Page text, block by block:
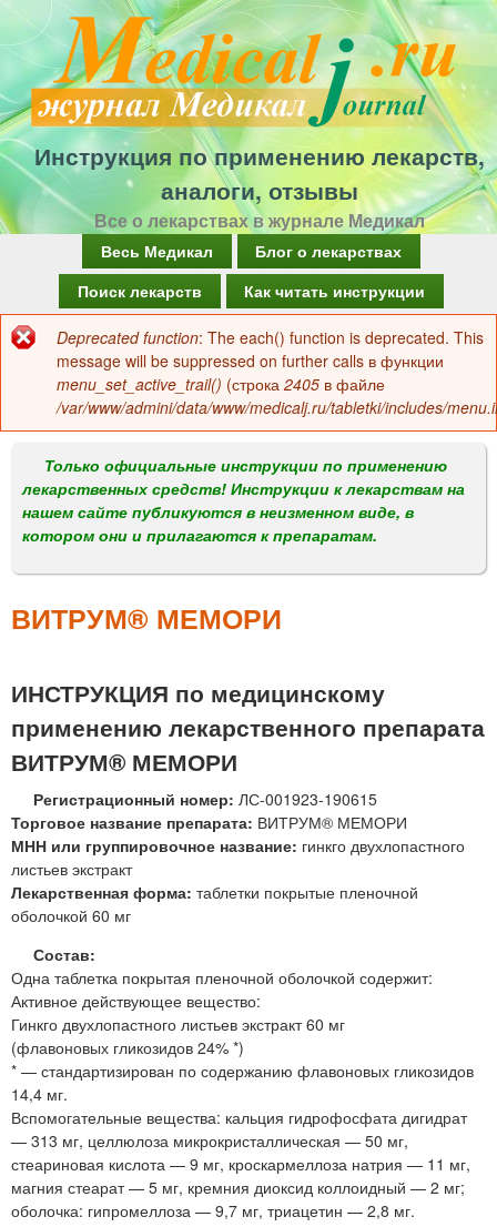
Перейти
к
основному
содержанию
Инструкция по применению лекарств,
аналоги, отзывы
Все о лекарствах в журнале Медикал
а
в
о
м
е
н
Весь Медикал
Блог о лекарствах
Поиск лекарств
Как читать инструкции
Сообщение
об
ошибке
Deprecated function: The each() function is deprecated. This
message will be suppressed on further calls в функции
menu_set_active_trail() (строка 2405 в файле
/var/www/admini/data/www/medicalj.ru/tabletki/includes/
Только официальные инструкции по применению
лекарственных средств! Инструкции к лекарствам на
нашем сайте публикуются в неизменном виде, в
котором они и прилагаются к препаратам.
ВИТРУМ® МЕМОРИ
ИНСТРУКЦИЯ по медицинскому
применению лекарственного препарата
ВИТРУМ® МЕМОРИ
Регистрационный номер: ЛС-001923-190615
Торговое название препарата: ВИТРУМ® МЕМОРИ
МНН или группировочное название: гинкго двухлопастного
листьев экстракт
Лекарственная форма: таблетки покрытые пленочной
оболочкой 60 мг
Состав:
Одна таблетка покрытая пленочной оболочкой содержит:
Активное действующее вещество:
Гинкго двухлопастного листьев экстракт 60 мг
(флавоновых гликозидов 24% *)
* — стандартизирован по содержанию флавоновых гликозидов
14,4 мг.
Вспомогательные вещества: кальция гидрофосфата дигидрат
— 313 мг, целлюлоза микрокристаллическая — 50 мг,
стеариновая кислота — 9 мг, кроскармеллоза натрия — 11 мг,
магния стеарат — 5 мг, кремния диоксид коллоидный — 2 мг;
оболочка: гипромеллоза — 9,7 мг, триацетин — 2,8 мг.